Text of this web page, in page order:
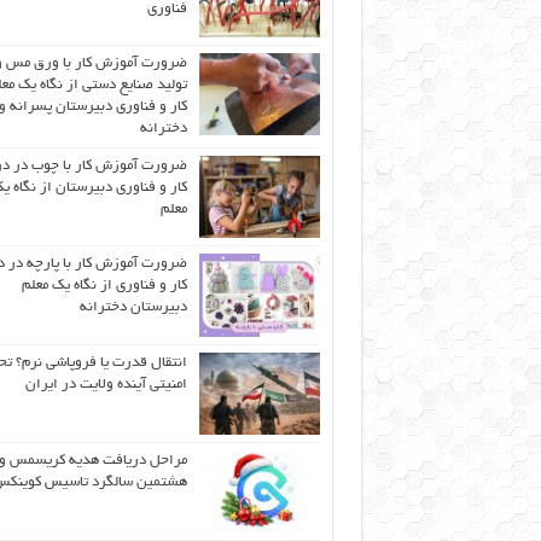
فناوری
ضرورت آموزش کار با ورق مس
تولید صنایع دستی از نگاه یک
کار و فناوری دبیرستان پسرانه و
دخترانه
ضرورت آموزش کار با چوب در
کار و فناوری دبیرستان از نگاه
معلم
ضرورت آموزش کار با پارچه
کار و فناوری از نگاه یک معلم
دبیرستان دخترانه
انتقال قدرت یا فروپاشی نرم؟
امنیتی آینده ولایت در ایران
مراحل دریافت هدیه کریسمس و
هشتمین سالگرد تاسیس